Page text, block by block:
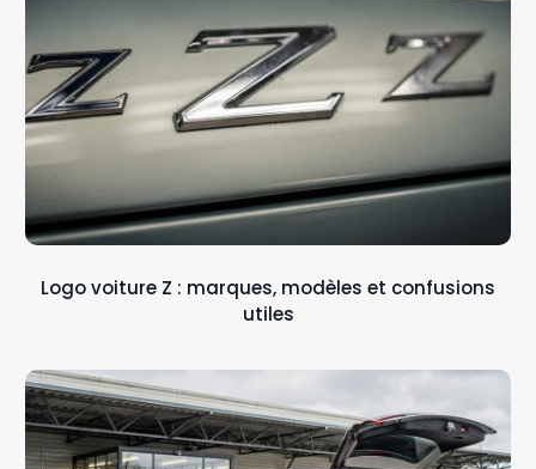
Logo voiture Z : marques, modèles et confusions
utiles